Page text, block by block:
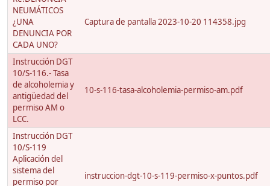
NEUMÁTICOS
¿UNA
DENUNCIA POR
CADA UNO?
Captura de pantalla 2023-10-20 114358.jpg
Instrucción DGT
10/S-116.- Tasa
de alcoholemia y
antigüedad del
permiso AM o
LCC.
10-s-116-tasa-alcoholemia-permiso-am.pdf
Instrucción DGT
10/S-119
Aplicación del
sistema del
permiso por
instruccion-dgt-10-s-119-permiso-x-puntos.pdf